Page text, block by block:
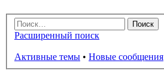
Расширенный поиск
Активные темы • Новые сообщения